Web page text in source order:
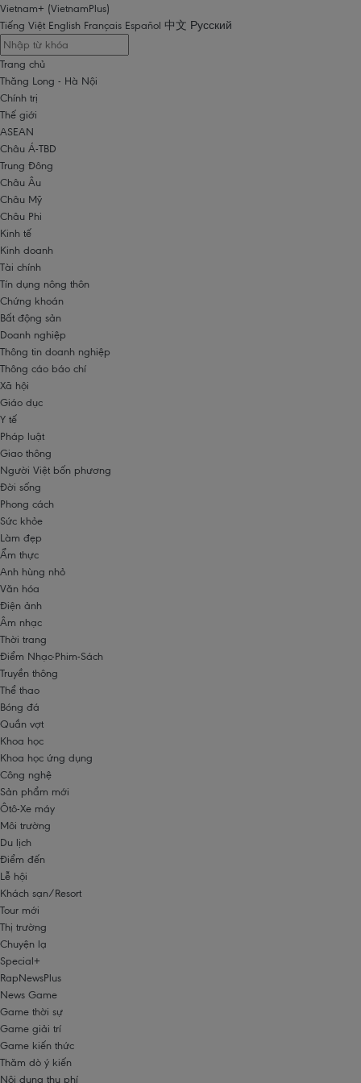
Vietnam+ (VietnamPlus)
Tiếng Việt English Français Español 中文 Русский
Trang chủ
Thăng Long - Hà Nội
Chính trị
Thế giới
ASEAN
Châu Á-TBD
Trung Đông
Châu Âu
Châu Mỹ
Châu Phi
Kinh tế
Kinh doanh
Tài chính
Tín dụng nông thôn
Chứng khoán
Bất động sản
Doanh nghiệp
Thông tin doanh nghiệp
Thông cáo báo chí
Xã hội
Giáo dục
Y tế
Pháp luật
Giao thông
Người Việt bốn phương
Đời sống
Phong cách
Sức khỏe
Làm đẹp
Ẩm thực
Anh hùng nhỏ
Văn hóa
Điện ảnh
Âm nhạc
Thời trang
Điểm Nhạc-Phim-Sách
Truyền thông
Thể thao
Bóng đá
Quần vợt
Khoa học
Khoa học ứng dụng
Công nghệ
Sản phẩm mới
Ôtô-Xe máy
Môi trường
Du lịch
Điểm đến
Lễ hội
Khách sạn/Resort
Tour mới
Thị trường
Chuyện lạ
Special+
RapNewsPlus
News Game
Game thời sự
Game giải trí
Game kiến thức
Thăm dò ý kiến
Nội dung thu phí